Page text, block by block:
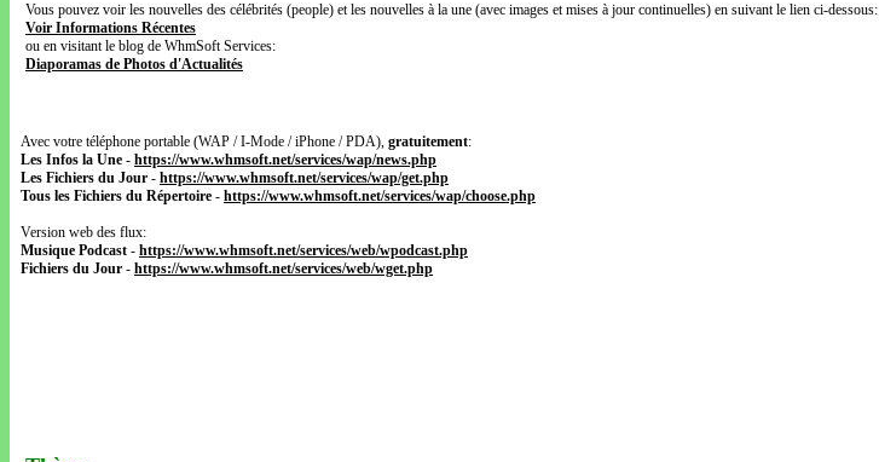
Vous pouvez voir les nouvelles des célébrités (people) et les nouvelles à la une (avec images et mises à jour continuelles) en suivant le lien ci-dessous:
Voir Informations Récentes
ou en visitant le blog de WhmSoft Services:
Diaporamas de Photos d'Actualités
Avec votre téléphone portable (WAP / I-Mode / iPhone / PDA), gratuitement:
Les Infos la Une - https://www.whmsoft.net/services/wap/news.php
Les Fichiers du Jour - https://www.whmsoft.net/services/wap/get.php
Tous les Fichiers du Répertoire - https://www.whmsoft.net/services/wap/choose.php
Version web des flux:
Musique Podcast - https://www.whmsoft.net/services/web/wpodcast.php
Fichiers du Jour - https://www.whmsoft.net/services/web/wget.php